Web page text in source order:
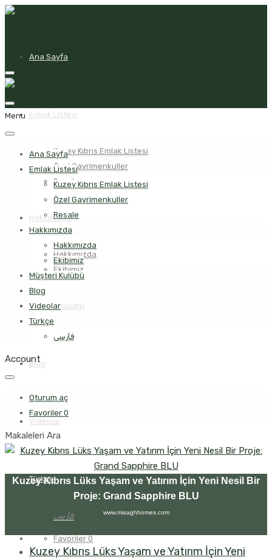
Ana Sayfa
Emlak Listesi
Kuzey Kıbrıs Emlak Listesi
Özel Gayrimenkuller
Resale
Hakkımızda
Hakkımızda
Ekibimiz
Müşteri Kulübü
Blog
Videolar
Türkçe
فارسی
Favoriler 0
Menu
Ana Sayfa
Emlak Listesi
Kuzey Kıbrıs Emlak Listesi
Özel Gayrimenkuller
Resale
Hakkımızda
Hakkımızda
Ekibimiz
Müşteri Kulübü
Blog
Videolar
Türkçe
فارسی
Account
Oturum aç
Favoriler 0
Makaleleri Ara
Kuzey Kıbrıs Lüks Yaşam ve Yatırım İçin Yeni Nesil Bir
Proje: Grand Sapphire BLU
www.misaghhomes.com
Kuzey Kıbrıs Lüks Yaşam ve Yatırım İçin Yeni